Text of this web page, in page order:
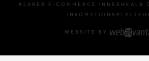
KLARER E-COMMERCE INNERHEALB
WEBSITE BY